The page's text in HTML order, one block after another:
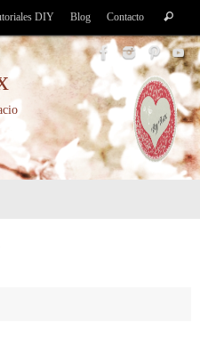
DIY Blog Contacto Buscar